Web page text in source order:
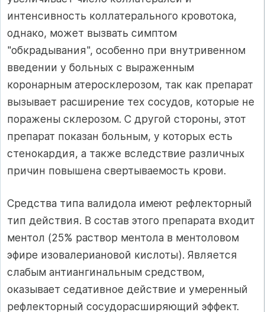
интенсивность коллатерального кровотока,
однако, может вызвать симптом
"обкрадывания", особенно при внутривенном
введении у больных с выраженным
коронарным атеросклерозом, так как препарат
вызывает расширение тех сосудов, которые не
поражены склерозом. С другой стороны, этот
препарат показан больным, у которых есть
стенокардия, а также вследствие различных
причин повышена свертываемость крови.
Средства типа валидола имеют рефлекторный
тип действия. В состав этого препарата входит
ментол (25% раствор ментола в ментоловом
эфире изовалериановой кислоты). Является
слабым антиангинальным средством,
оказывает седативное действие и умеренный
рефлекторный сосудорасширяющий эффект.